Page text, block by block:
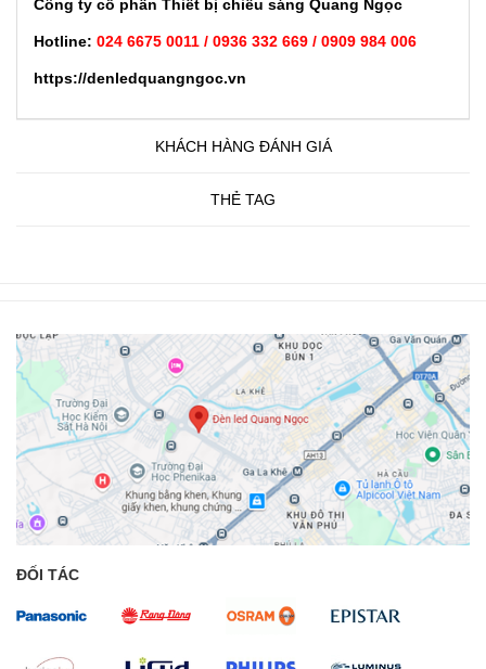
Công ty cổ phần Thiết bị chiếu sáng Quang Ngọc
Hotline: 024 6675 0011 / 0936 332 669 / 0909 984 006
https://denledquangngoc.vn
KHÁCH HÀNG ĐÁNH GIÁ
THẺ TAG
ĐỐI TÁC